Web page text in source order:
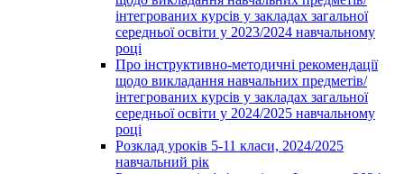
інтегрованих курсів у закладах загальної
середньої освіти у 2023/2024 навчальному
році
Про інструктивно-методичні рекомендації
щодо викладання навчальних предметів/
інтегрованих курсів у закладах загальної
середньої освіти у 2024/2025 навчальному
році
Розклад уроків 5-11 класи, 2024/2025
навчальний рік